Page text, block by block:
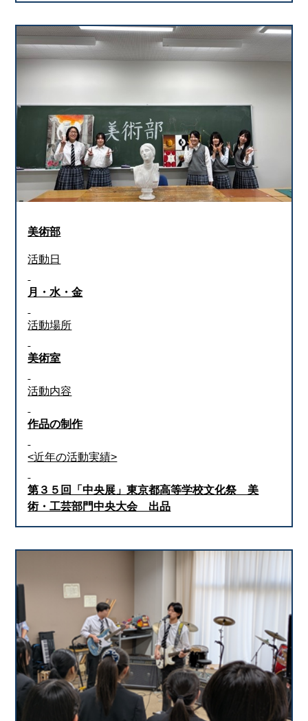
美術部
活動日
月・水・金
活動場所
美術室
活動内容
作品の制作
<近年の活動実績>
第３５回「中央展」東京都高等学校文化祭 美
術・工芸部門中央大会 出品